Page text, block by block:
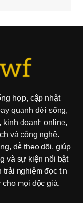
hợp, cập nhật
quanh đời sống,
kinh doanh online,
và công nghệ.
dễ theo dõi, giúp
và sự kiện nổi bật
trải nghiệm đọc tin
mọi độc giả.